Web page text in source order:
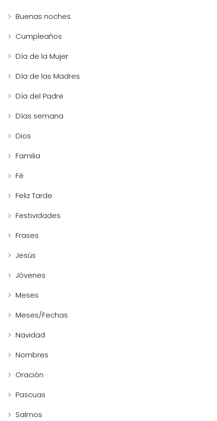
Buenas noches
Cumpleaños
Día de la Mujer
Día de las Madres
Día del Padre
Días semana
Dios
Familia
Fé
Feliz Tarde
Festividades
Frases
Jesús
Jóvenes
Meses
Meses/Fechas
Navidad
Nombres
Oración
Pascuas
Salmos